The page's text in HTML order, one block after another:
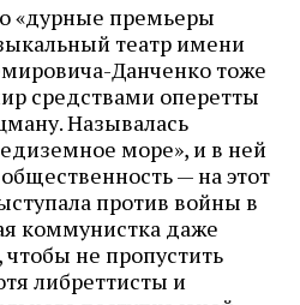
«дурные премьеры
театр имени
Данченко тоже
средствами оперетты
Называлась
море», и в ней
— на этот
против войны в
коммунистка даже
чтобы не пропустить
либреттисты и